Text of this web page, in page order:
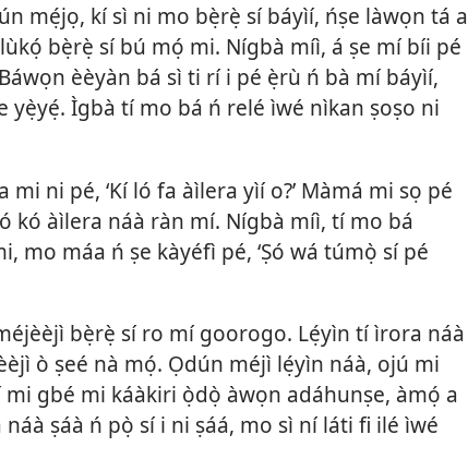
mẹ́jọ, kí sì ni mo bẹ̀rẹ̀ sí báyìí, ńṣe làwọn tá a
bẹ̀rẹ̀ sí bú mọ́ mi. Nígbà míì, á ṣe mí bíi pé
èèyàn bá sì ti rí i pé ẹ̀rù ń bà mí báyìí,
yẹ̀yẹ́. Ìgbà tí mo bá ń relé ìwé nìkan ṣoṣo ni
ni pé, ‘Kí ló fa àìlera yìí o?’ Màmá mi sọ pé
kó àìlera náà ràn mí. Nígbà míì, tí mo bá
mo máa ń ṣe kàyéfì pé, ‘Ṣó wá túmọ̀ sí pé
bẹ̀rẹ̀ sí ro mí goorogo. Lẹ́yìn tí ìrora náà
ò ṣeé nà mọ́. Ọdún méjì lẹ́yìn náà, ojú mi
gbé mi káàkiri ọ̀dọ̀ àwọn adáhunṣe, àmọ́ a
ṣáà ń pọ̀ sí i ni ṣáá, mo sì ní láti fi ilé ìwé